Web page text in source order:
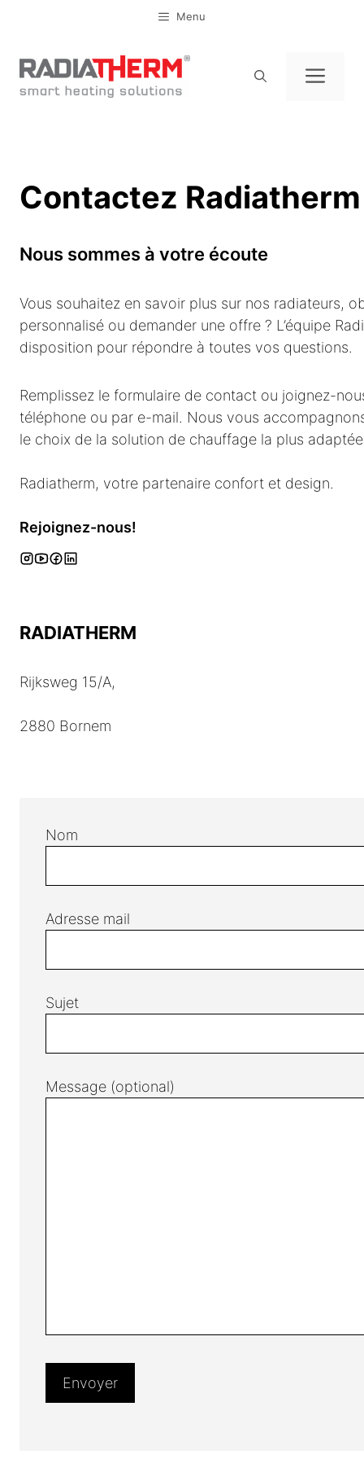
Menu
Contactez Radiatherm
Nous sommes à votre écoute
Vous souhaitez en savoir plus sur nos radiateurs,
personnalisé ou demander une offre ? L’équipe
disposition pour répondre à toutes vos questions.
Remplissez le formulaire de contact ou joignez-
téléphone ou par e-mail. Nous vous
le choix de la solution de chauffage la plus
Radiatherm, votre partenaire confort et design.
Rejoignez-nous!
RADIATHERM
Rijksweg 15/A,
2880 Bornem
Nom
Adresse mail
Sujet
Message (optional)